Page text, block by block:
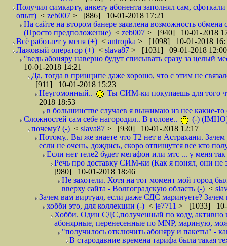
Получил симкарту, анкету абонента заполнял сам,
опыт) < zeb007 > [886] 10-01-2018 17:21
На сайте на втором банере заявлена возможность
(Просто предположение) < zeb007 > [940] 10-01-2018
Всё работает у меня (+) < antropka > [1098] 10-01-2018
Лажовый оператор (+) < slava87 > [1031] 09-01-2018 12:00
"ведь абоняру наверно будут списывать сразу за целый
10-01-2018 14:21
Да, тогда в принципе даже хорошо, что с этим не
[911] 10-01-2018 15:23
Неугомонный..
Ты СИМ-ки покупаешь для того
2018 18:53
в большинстве случаев я выжимаю из нее какие-то
Сложностей сам себе нагородил.. В голове..
(-)
почему? (-) < slava87 > [930] 10-01-2018 12:17
Потому.. Вы же знаете что Т2 нет в Астрахани.
если не очень, дождись, скоро отпишутся все кто
Если нет теле2 будет мегафон или мтс ... у меня
Речь про доставку СИМ-ки (Как я понял, они не
[980] 10-01-2018 18:46
Не захотели. Хотя на тот момент мой город
вверху сайта - Волгоградскую область (-) <
Зачем вам виртуал, если даже СДС маринуете?
хобби это, для коллекции (-) < je7711 > [1033] 10-
Хобби. Один СДС,полученный по коду, активно
абонярные, перенесенные по MNP, мариную,
"получилось отключить абоняру и пакеты" -
В стародавние времена тарифа была такая